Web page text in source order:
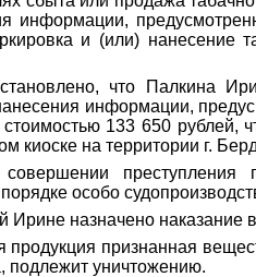
информации,
и (или) нанесение
что Палкина
информации,
133 650 рублей,
киоске на территории г.
преступления
особо
Ирине назначено
продукция признанная
подлежит уничтожению.